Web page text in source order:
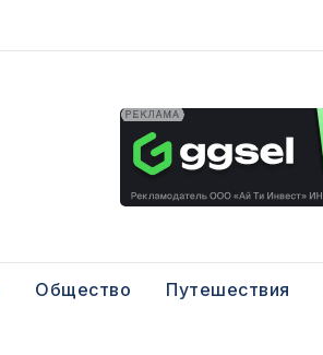
Общество Путешествия